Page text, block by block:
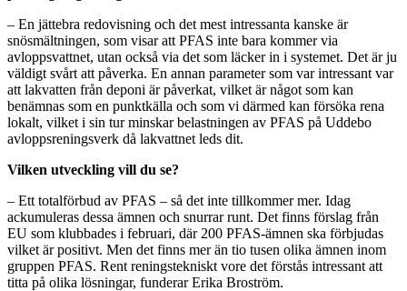
– En jättebra redovisning och det mest intressanta kanske är
snösmältningen, som visar att PFAS inte bara kommer via
avloppsvattnet, utan också via det som läcker in i systemet. Det är ju
väldigt svårt att påverka. En annan parameter som var intressant var
att lakvatten från deponi är påverkat, vilket är något som kan
benämnas som en punktkälla och som vi därmed kan försöka rena
lokalt, vilket i sin tur minskar belastningen av PFAS på Uddebo
avloppsreningsverk då lakvattnet leds dit.
Vilken utveckling vill du se?
– Ett totalförbud av PFAS – så det inte tillkommer mer. Idag
ackumuleras dessa ämnen och snurrar runt. Det finns förslag från
EU som klubbades i februari, där 200 PFAS-ämnen ska förbjudas
vilket är positivt. Men det finns mer än tio tusen olika ämnen inom
gruppen PFAS. Rent reningstekniskt vore det förstås intressant att
titta på olika lösningar, funderar Erika Broström.